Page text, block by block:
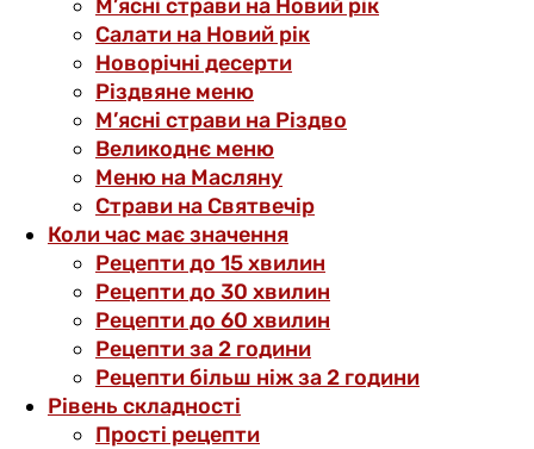
М’ясні страви на Новий рік
Салати на Новий рік
Новорічні десерти
Різдвяне меню
М’ясні страви на Різдво
Великоднє меню
Меню на Масляну
Страви на Святвечір
Коли час має значення
Рецепти до 15 хвилин
Рецепти до 30 хвилин
Рецепти до 60 хвилин
Рецепти за 2 години
Рецепти більш ніж за 2 години
Рівень складності
Прості рецепти